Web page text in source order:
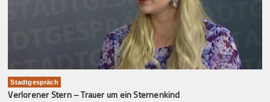
Stadtgespräch
Verlorener Stern – Trauer um ein Sternenkind